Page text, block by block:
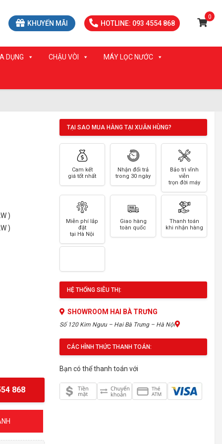
KHUYẾN MÃI HOTLINE: 093 4554 868
0
DỤNG CHẬU VÒI MÁY LỌC NƯỚC
)
)
868
TẠI SAO MUA HÀNG TẠI XUÂN HÙNG?
Cam kết
giá tốt nhất
Nhận đổi trả
trong 30 ngày
Bảo trì vĩnh
viễn
trọn đời máy
Miễn phí lắp
đặt
tại Hà Nội
Giao hàng
toàn quốc
Thanh toán
khi nhận hàng
HỆ THỐNG SIÊU THỊ:
SHOWROOM HAI BÀ TRƯNG
Số 120 Kim Ngưu – Hai Bà Trưng – Hà Nội
CÁC HÌNH THỨC THANH TOÁN:
Bạn có thể thanh toán với